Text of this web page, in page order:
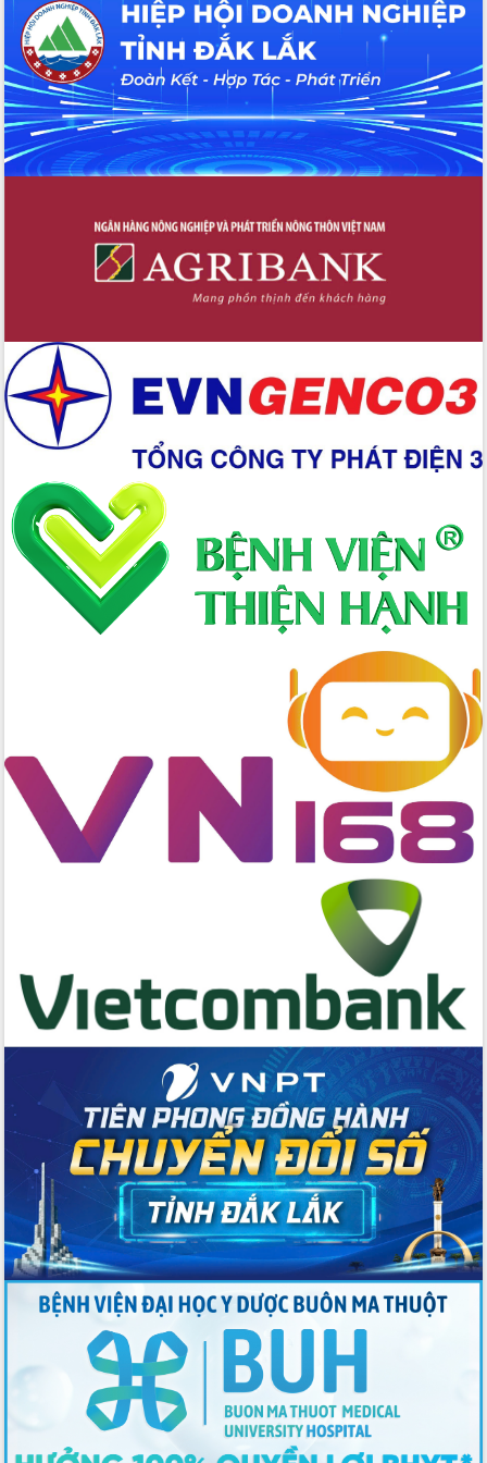
UBND tỉnh họp báo định kỳ tháng 4
năm 2026
Hội thảo khoa học “Giải pháp thúc đẩy
phát triển nền kinh tế xanh tại tỉnh
Đắk Lắk”
Tăng cường giám sát, đôn đốc thực
hiện nhiệm vụ quản lý tài sản công
công tác cải cách thủ tục hành chính
tại Trung tâm Phục vụ hành chính
Đắk Lắk: Tôn vinh 46 giải pháp tại Hội
Đắk Lắk rà soát, điều chỉnh Đề án 190
về phát triển nuôi trồng thủy sản
Phó Chủ tịch UBND tỉnh Đắk Lắk
Trương Công Thái kiểm tra thực địa
Dự án cao tốc Khánh Hòa - Buôn Ma
Định vị cà phê Việt Nam như một “di
sản sống” trong dòng chảy toàn cầu
Xây dựng nông thôn mới: Nâng cao đời
sống người dân từ những mô hình thiết
Quyết liệt tháo gỡ vướng mắc, đẩy
nhanh tiến độ các dự án trọng điểm
Đắk Lắk thời kỳ 2021-2030, tầm nhìn
đến năm 2050
Phát động chiến dịch 30 ngày đêm
giải phóng mặt bằng Tuyến đường bộ
ven biển
với Tập đoàn Bưu chính Viễn thông
Việt Nam
Đắk Lắk về phát triển nhân lực y tế
Du lịch Đắk Lắk nâng tầm trải nghiệm
du khách thông qua Hệ thống cơ sở dữ
liệu và Bản đồ số
Tập huấn ứng dụng trí tuệ nhân tạo (AI)
trong thương mại điện tử năm 2026
Đoàn đại biểu Quốc hội tỉnh Đắk Lắk
trao đổi thông tin trước Kỳ họp thứ
nhất, Quốc hội khóa XVI
Quyết liệt cải cách hành chính, khơi
thông nguồn lực phát triển
Nâng cao hiệu lực, hiệu quả HĐND
tỉnh thông qua hiện đại hóa hành chính
Xã Ea Phê gắn cải cách hành chính với
chuyển đổi số
Phó Chủ tịch Thường trực UBND tỉnh